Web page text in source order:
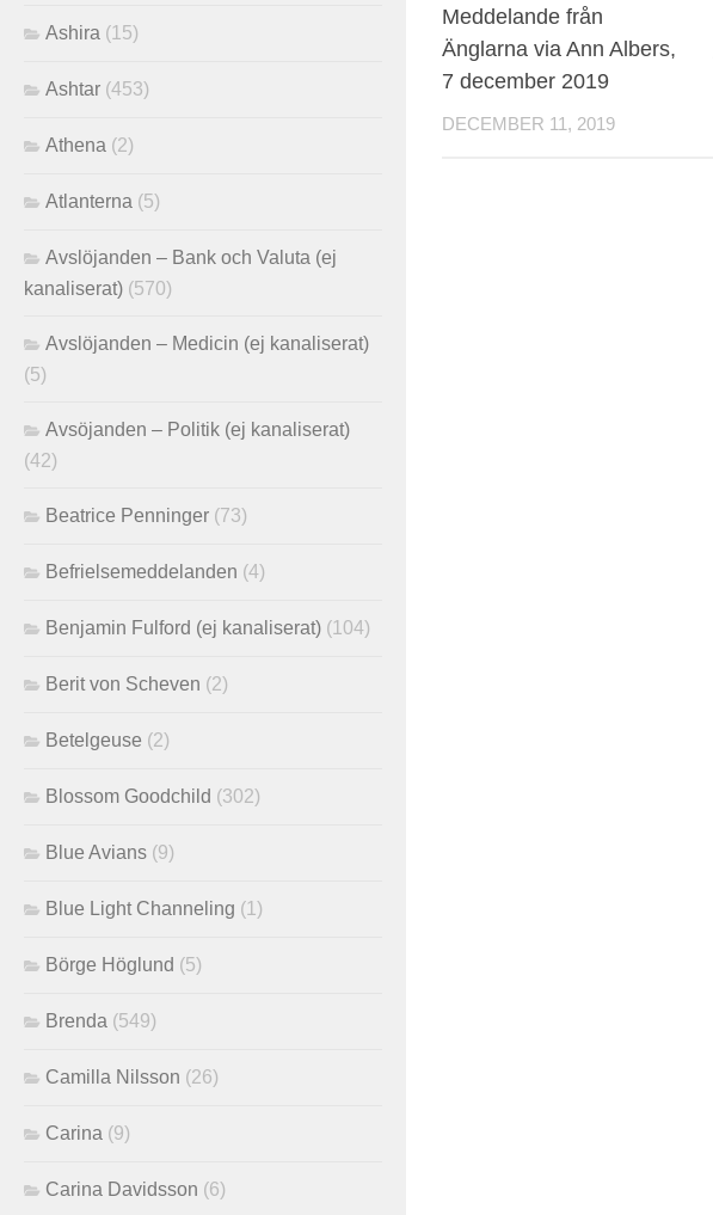
Meddelande från
Änglarna via Ann Albers,
7 december 2019
DECEMBER 11, 2019
Ashira (15)
Ashtar (453)
Athena (2)
Atlanterna (5)
Avslöjanden – Bank och Valuta (ej
kanaliserat) (570)
Avslöjanden – Medicin (ej kanaliserat)
(5)
Avsöjanden – Politik (ej kanaliserat)
(42)
Beatrice Penninger (73)
Befrielsemeddelanden (4)
Benjamin Fulford (ej kanaliserat) (104)
Berit von Scheven (2)
Betelgeuse (2)
Blossom Goodchild (302)
Blue Avians (9)
Blue Light Channeling (1)
Börge Höglund (5)
Brenda (549)
Camilla Nilsson (26)
Carina (9)
Carina Davidsson (6)